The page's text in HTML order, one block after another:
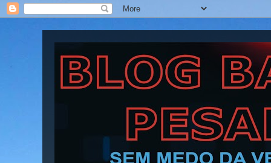
Blog Barra Pesada